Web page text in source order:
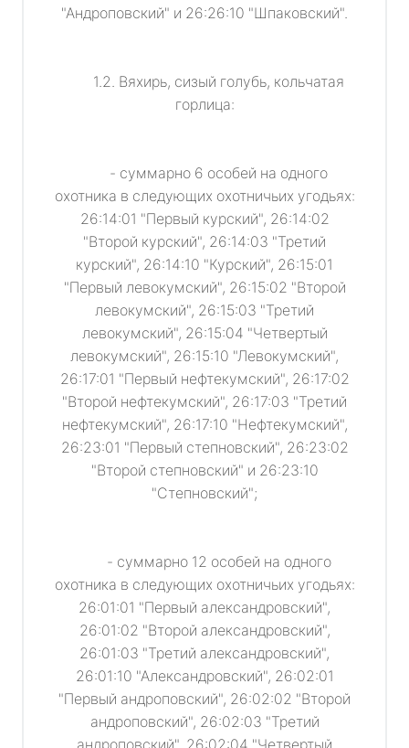
"Андроповский" и 26:26:10 "Шпаковский".
1.2. Вяхирь, сизый голубь, кольчатая
горлица:
- суммарно 6 особей на одного
охотника в следующих охотничьих угодьях:
26:14:01 "Первый курский", 26:14:02
"Второй курский", 26:14:03 "Третий
курский", 26:14:10 "Курский", 26:15:01
"Первый левокумский", 26:15:02 "Второй
левокумский", 26:15:03 "Третий
левокумский", 26:15:04 "Четвертый
левокумский", 26:15:10 "Левокумский",
26:17:01 "Первый нефтекумский", 26:17:02
"Второй нефтекумский", 26:17:03 "Третий
нефтекумский", 26:17:10 "Нефтекумский",
26:23:01 "Первый степновский", 26:23:02
"Второй степновский" и 26:23:10
"Степновский";
- суммарно 12 особей на одного
охотника в следующих охотничьих угодьях:
26:01:01 "Первый александровский",
26:01:02 "Второй александровский",
26:01:03 "Третий александровский",
26:01:10 "Александровский", 26:02:01
"Первый андроповский", 26:02:02 "Второй
андроповский", 26:02:03 "Третий
андроповский", 26:02:04 "Четвертый